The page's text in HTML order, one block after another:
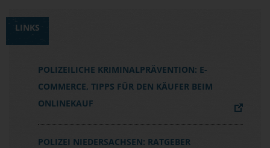
LINKS
POLIZEILICHE KRIMINALPRÄVENTION: E-
COMMERCE, TIPPS FÜR DEN KÄUFER BEIM
ONLINEKAUF
POLIZEI NIEDERSACHSEN: RATGEBER